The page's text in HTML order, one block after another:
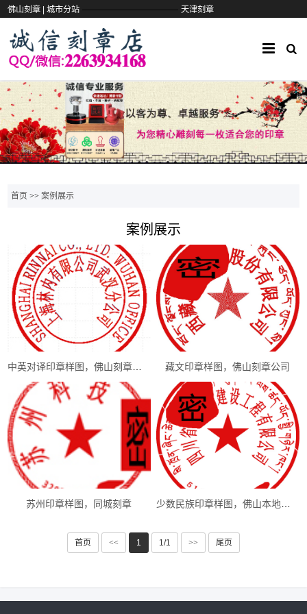
佛山刻章 |城市分站 ——————————天津刻章
首页 >>案例展示
案例展示
藏文印章样图，佛山刻章公司
苏州印章样图，同城刻章
首页 << 1 1/1 >> 尾页